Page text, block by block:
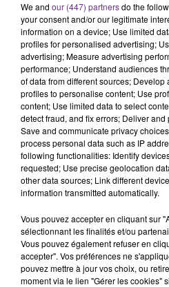
14h19
14h19
ALEX WARREN
Fever Dream
14h07
14h07
We and our (447) partnersdo the
your consent and/or our legitimate
information on a device; Use limited
profiles for personalised advertising;
advertising; Measure advertising
performance; Understand audiences
of data from different sources;
profiles to personalise content; Use
content; Use limited data to select
detect fraud, and fix errors; Deliver
Save and communicate privacy
process personal data such as IP
following functionalities: Identify
requested; Use precise geolocation
other data sources; Link different
information transmitted automatically.
Vous pouvez accepter en cliquant sur
sélectionnant les finalités et/ou
Vous pouvez également refuser en
accepter". Vos préférences ne
pouvez mettre à jour vos choix, ou
moment via le lien "Gérer les cookies"